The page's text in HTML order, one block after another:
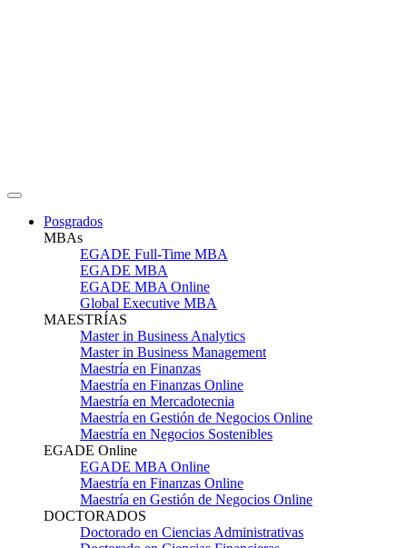
Posgrados
MBAs
EGADE Full-Time MBA
EGADE MBA
EGADE MBA Online
Global Executive MBA
MAESTRÍAS
Master in Business Analytics
Master in Business Management
Maestría en Finanzas
Maestría en Finanzas Online
Maestría en Mercadotecnia
Maestría en Gestión de Negocios Online
Maestría en Negocios Sostenibles
EGADE Online
EGADE MBA Online
Maestría en Finanzas Online
Maestría en Gestión de Negocios Online
DOCTORADOS
Doctorado en Ciencias Administrativas